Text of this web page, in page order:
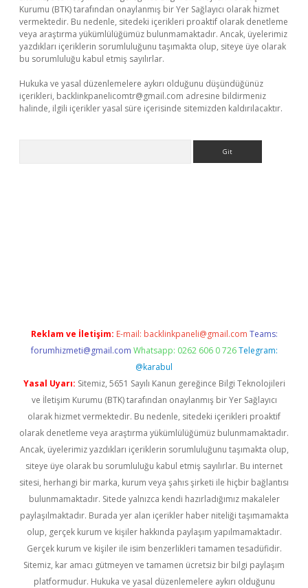
Kurumu (BTK) tarafından onaylanmış bir Yer Sağlayıcı olarak hizmet
vermektedir. Bu nedenle, sitedeki içerikleri proaktif olarak denetleme
veya araştırma yükümlülüğümüz bulunmamaktadır. Ancak, üyelerimiz
yazdıkları içeriklerin sorumluluğunu taşımakta olup, siteye üye olarak
bu sorumluluğu kabul etmiş sayılırlar.
Hukuka ve yasal düzenlemelere aykırı olduğunu düşündüğünüz
içerikleri, backlinkpanelicomtr@gmail.com adresine bildirmeniz
halinde, ilgili içerikler yasal süre içerisinde sitemizden kaldırılacaktır.
Reklam ve İletişim: E-mail: backlinkpaneli@gmail.com Teams:
forumhizmeti@gmail.com Whatsapp: 0262 606 0 726 Telegram:
@karabul
Yasal Uyarı: Sitemiz, 5651 Sayılı Kanun gereğince Bilgi Teknolojileri
ve İletişim Kurumu (BTK) tarafından onaylanmış bir Yer Sağlayıcı
olarak hizmet vermektedir. Bu nedenle, sitedeki içerikleri proaktif
olarak denetleme veya araştırma yükümlülüğümüz bulunmamaktadır.
Ancak, üyelerimiz yazdıkları içeriklerin sorumluluğunu taşımakta olup,
siteye üye olarak bu sorumluluğu kabul etmiş sayılırlar. Bu internet
sitesi, herhangi bir marka, kurum veya şahıs şirketi ile hiçbir bağlantısı
bulunmamaktadır. Sitede yalnızca kendi hazırladığımız makaleler
paylaşılmaktadır. Burada yer alan içerikler haber niteliği taşımamakta
olup, gerçek kurum ve kişiler hakkında paylaşım yapılmamaktadır.
Gerçek kurum ve kişiler ile isim benzerlikleri tamamen tesadüfidir.
Sitemiz, kar amacı gütmeyen ve tamamen ücretsiz bir bilgi paylaşım
platformudur. Hukuka ve yasal düzenlemelere aykırı olduğunu